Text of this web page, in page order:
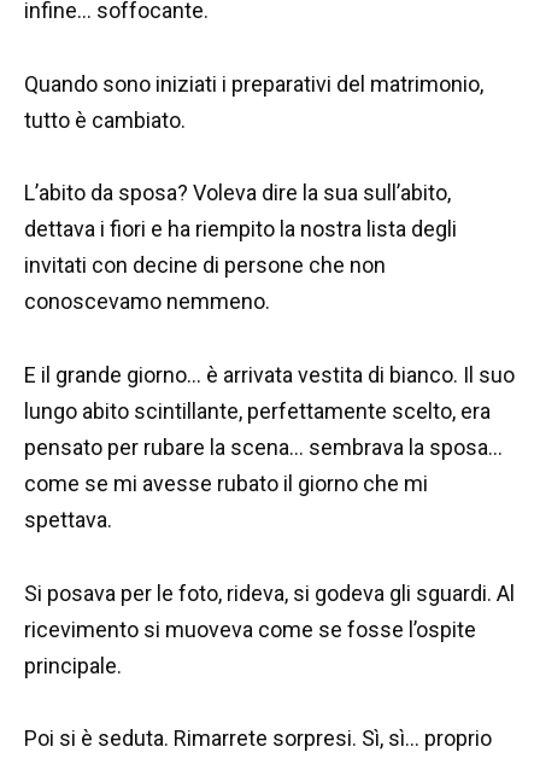
infine… soffocante.
Quando sono iniziati i preparativi del matrimonio,
tutto è cambiato.
L’abito da sposa? Voleva dire la sua sull’abito,
dettava i fiori e ha riempito la nostra lista degli
invitati con decine di persone che non
conoscevamo nemmeno.
E il grande giorno… è arrivata vestita di bianco. Il suo
lungo abito scintillante, perfettamente scelto, era
pensato per rubare la scena… sembrava la sposa…
come se mi avesse rubato il giorno che mi
spettava.
Si posava per le foto, rideva, si godeva gli sguardi. Al
ricevimento si muoveva come se fosse l’ospite
principale.
Poi si è seduta. Rimarrete sorpresi. Sì, sì… proprio